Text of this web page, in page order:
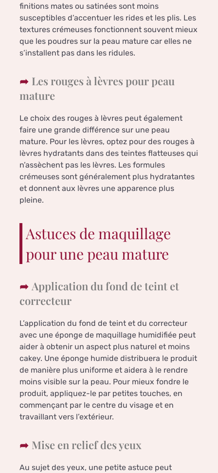
finitions mates ou satinées sont moins
susceptibles d’accentuer les rides et les plis. Les
textures crémeuses fonctionnent souvent mieux
que les poudres sur la peau mature car elles ne
s’installent pas dans les ridules.
Les rouges à lèvres pour peau
mature
Le choix des rouges à lèvres peut également
faire une grande différence sur une peau
mature. Pour les lèvres, optez pour des rouges à
lèvres hydratants dans des teintes flatteuses qui
n’assèchent pas les lèvres. Les formules
crémeuses sont généralement plus hydratantes
et donnent aux lèvres une apparence plus
pleine.
Astuces de maquillage
pour une peau mature
Application du fond de teint et
correcteur
L’application du fond de teint et du correcteur
avec une éponge de maquillage humidifiée peut
aider à obtenir un aspect plus naturel et moins
cakey. Une éponge humide distribuera le produit
de manière plus uniforme et aidera à le rendre
moins visible sur la peau. Pour mieux fondre le
produit, appliquez-le par petites touches, en
commençant par le centre du visage et en
travaillant vers l’extérieur.
Mise en relief des yeux
Au sujet des yeux, une petite astuce peut